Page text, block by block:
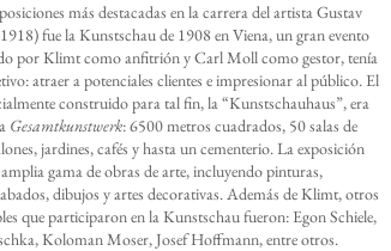
más destacadas en la carrera del artista Gustav
fue la Kunstschau de 1908 en Viena, un gran evento
por Klimt como anfitrión y Carl Moll como gestor, tenía
atraer a potenciales clientes e impresionar al público. El
construido para tal fin, la “Kunstschauhaus”, era
Gesamtkunstwerk: 6500 metros cuadrados, 50 salas de
jardines, cafés y hasta un cementerio. La exposición
gama de obras de arte, incluyendo pinturas,
dibujos y artes decorativas. Además de Klimt, otros
que participaron en la Kunstschau fueron: Egon Schiele,
Koloman Moser, Josef Hoffmann, entre otros.